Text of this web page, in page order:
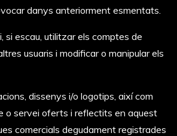
danys anteriorment esmentats.
si escau, utilitzar els comptes de
usuaris i modificar o manipular els
dissenys i/o logotips, així com
o servei oferts i reflectits en aquest
comercials degudament registrades